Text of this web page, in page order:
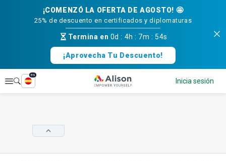
¡COMENZÓ LA OFERTA DE AGOSTO! 🤩
25% de descuento en certificados y diplomaturas
Termina en 0d : 4h : 7m :53s
¡Aprovecha Tu Descuento!
Explorar
es
Inicia sesión